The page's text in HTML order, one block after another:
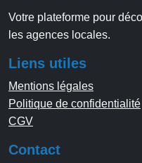
Votre plateforme pour
les agences locales.
Liens utiles
Mentions légales
Politique de confidentialité
CGV
Contact